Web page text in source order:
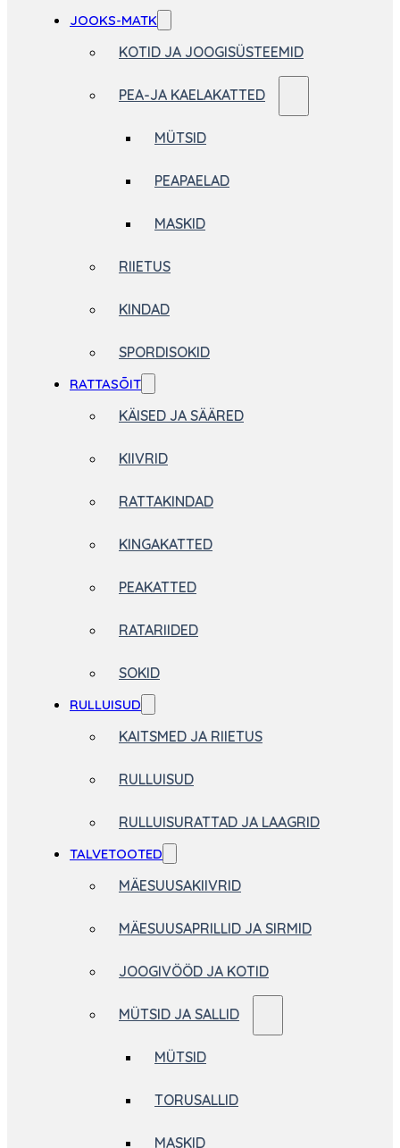
JOOKS-MATK
KOTID JA JOOGISÜSTEEMID
PEA-JA KAELAKATTED
MÜTSID
PEAPAELAD
MASKID
RIIETUS
KINDAD
SPORDISOKID
RATTASÕIT
KÄISED JA SÄÄRED
KIIVRID
RATTAKINDAD
KINGAKATTED
PEAKATTED
RATARIIDED
SOKID
RULLUISUD
KAITSMED JA RIIETUS
RULLUISUD
RULLUISURATTAD JA LAAGRID
TALVETOOTED
MÄESUUSAKIIVRID
MÄESUUSAPRILLID JA SIRMID
JOOGIVÖÖD JA KOTID
MÜTSID JA SALLID
MÜTSID
TORUSALLID
MASKID